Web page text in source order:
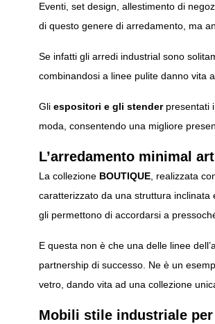
Eventi, set design, allestimento di
di questo genere di arredamento, ma
Se infatti gli arredi industrial sono
combinandosi a linee pulite danno vita
Gli espositori e gli stenderpresentati
moda, consentendo una migliore
L’arredamento minimal
La collezione BOUTIQUE , realizzata
caratterizzato da una struttura inclinata
gli permettono di accordarsi a
E questa non è che una delle linee
partnership di successo. Ne è un
vetro, dando vita ad una collezione
Mobili stile industriale